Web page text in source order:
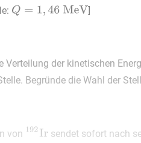
]
Verteilung der kinetischen
Begründe die Wahl der
von sendet sofort nach